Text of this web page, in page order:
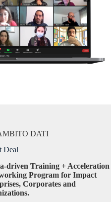
DATI
Deal
driven Training + Acceleration
Program for Impact
Corporates and